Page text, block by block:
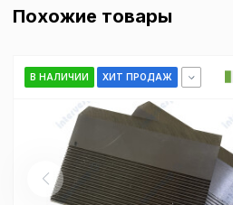
Похожие товары
В НАЛИЧИИ ХИТ ПРОДАЖ